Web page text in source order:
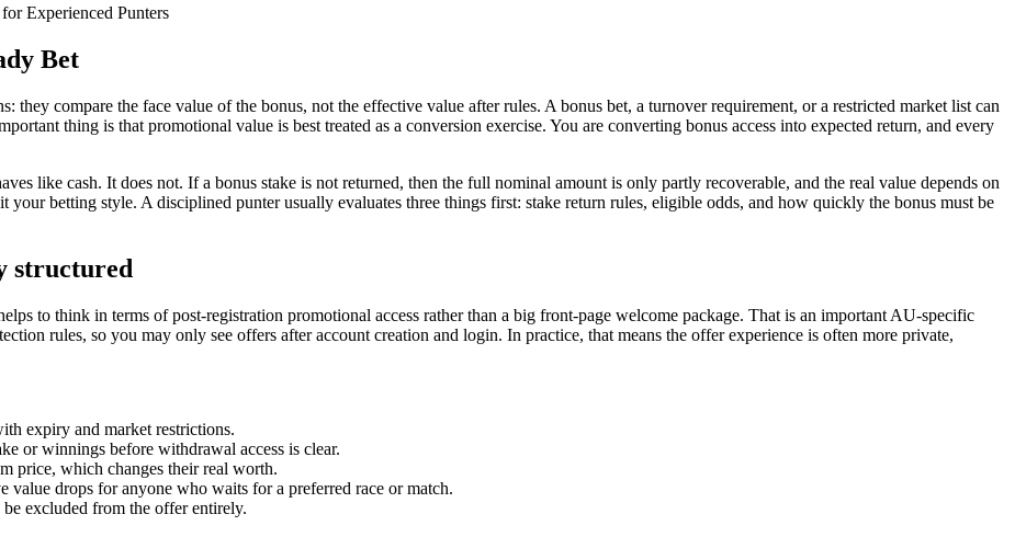
Bet
they compare the face value of the bonus, not the effective value after rules. A bonus bet, a turnover requirement, or a restricted market list can
thing is that promotional value is best treated as a conversion exercise. You are converting bonus access into expected return, and every
like cash. It does not. If a bonus stake is not returned, then the full nominal amount is only partly recoverable, and the real value depends on
betting style. A disciplined punter usually evaluates three things first: stake return rules, eligible odds, and how quickly the bonus must be
structured
to think in terms of post-registration promotional access rather than a big front-page welcome package. That is an important AU-specific
rules, so you may only see offers after account creation and login. In practice, that means the offer experience is often more private,
expiry and market restrictions.
or winnings before withdrawal access is clear.
price, which changes their real worth.
value drops for anyone who waits for a preferred race or match.
excluded from the offer entirely.